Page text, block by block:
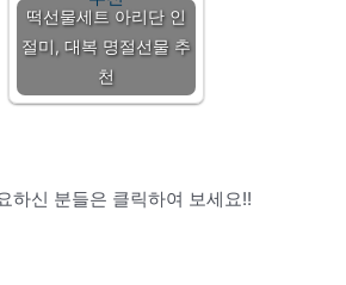
떡선물세트 아리단 인
절미, 대복 명절선물 추
천
하신 분들은 클릭하여 보세요!!